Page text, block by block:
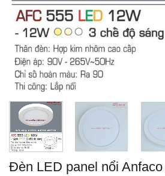
Đèn LED panel nổi